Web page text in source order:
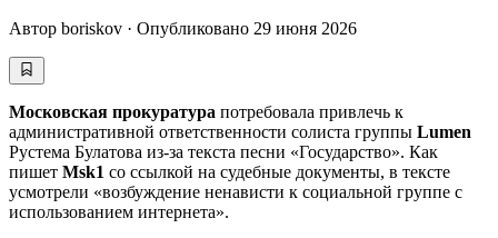
Автор boriskov · Опубликовано 29 июня 2026
Московская прокуратура потребовала привлечь к
административной ответственности солиста группы Lumen
Рустема Булатова из-за текста песни «Государство». Как
пишет Msk1 со ссылкой на судебные документы, в тексте
усмотрели «возбуждение ненависти к социальной группе с
использованием интернета».